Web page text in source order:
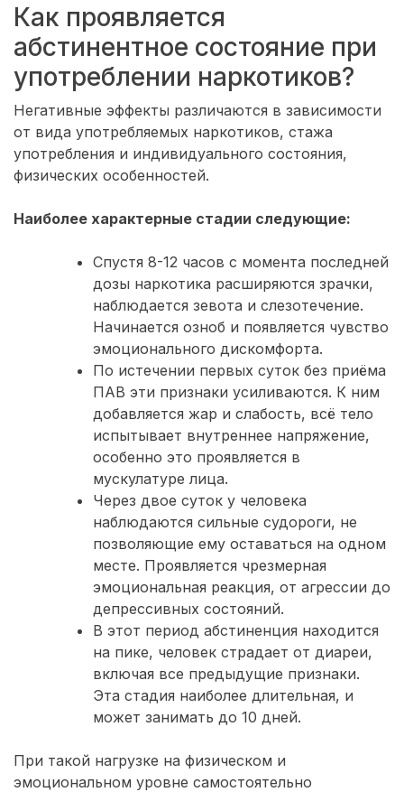
Как проявляется
абстинентное состояние при
употреблении наркотиков?
Негативные эффекты различаются в зависимости
от вида употребляемых наркотиков, стажа
употребления и индивидуального состояния,
физических особенностей.
Наиболее характерные стадии следующие:
Спустя 8-12 часов с момента последней
дозы наркотика расширяются зрачки,
наблюдается зевота и слезотечение.
Начинается озноб и появляется чувство
эмоционального дискомфорта.
По истечении первых суток без приёма
ПАВ эти признаки усиливаются. К ним
добавляется жар и слабость, всё тело
испытывает внутреннее напряжение,
особенно это проявляется в
мускулатуре лица.
Через двое суток у человека
наблюдаются сильные судороги, не
позволяющие ему оставаться на одном
месте. Проявляется чрезмерная
эмоциональная реакция, от агрессии до
депрессивных состояний.
В этот период абстиненция находится
на пике, человек страдает от диареи,
включая все предыдущие признаки.
Эта стадия наиболее длительная, и
может занимать до 10 дней.
При такой нагрузке на физическом и
эмоциональном уровне самостоятельно